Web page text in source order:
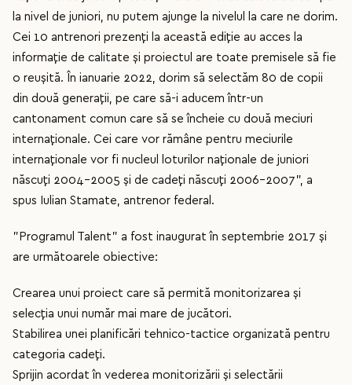
la nivel de juniori, nu putem ajunge la nivelul la care ne dorim.
Cei 10 antrenori prezenți la această ediție au acces la
informație de calitate și proiectul are toate premisele să fie
o reușită. În ianuarie 2022, dorim să selectăm 80 de copii
din două generații, pe care să-i aducem într-un
cantonament comun care să se încheie cu două meciuri
internaționale. Cei care vor rămâne pentru meciurile
internaționale vor fi nucleul loturilor naționale de juniori
născuți 2004-2005 și de cadeți născuți 2006-2007”, a
spus Iulian Stamate, antrenor federal.
”Programul Talent” a fost inaugurat în septembrie 2017 și
are următoarele obiective:
Crearea unui proiect care să permită monitorizarea și
selecția unui număr mai mare de jucători.
Stabilirea unei planificări tehnico-tactice organizată pentru
categoria cadeți.
Sprijin acordat în vederea monitorizării și selectării